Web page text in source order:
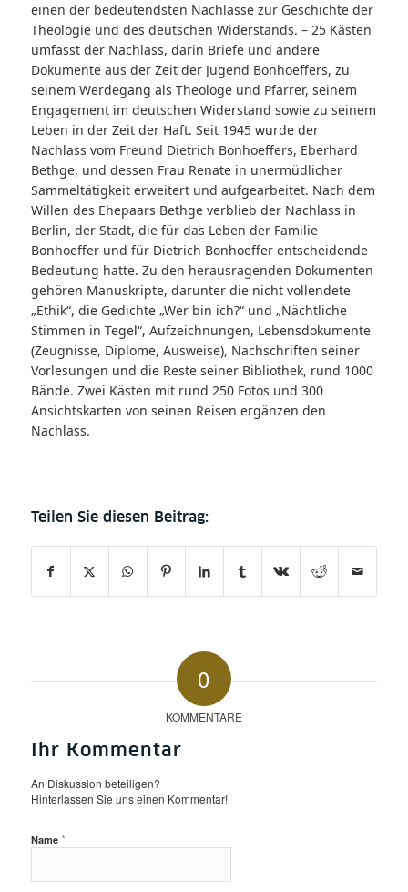
einen der bedeutendsten Nachlässe zur Geschichte der
Theologie und des deutschen Widerstands. – 25 Kästen
umfasst der Nachlass, darin Briefe und andere
Dokumente aus der Zeit der Jugend Bonhoeffers, zu
seinem Werdegang als Theologe und Pfarrer, seinem
Engagement im deutschen Widerstand sowie zu seinem
Leben in der Zeit der Haft. Seit 1945 wurde der
Nachlass vom Freund Dietrich Bonhoeffers, Eberhard
Bethge, und dessen Frau Renate in unermüdlicher
Sammeltätigkeit erweitert und aufgearbeitet. Nach dem
Willen des Ehepaars Bethge verblieb der Nachlass in
Berlin, der Stadt, die für das Leben der Familie
Bonhoeffer und für Dietrich Bonhoeffer entscheidende
Bedeutung hatte. Zu den herausragenden Dokumenten
gehören Manuskripte, darunter die nicht vollendete
„Ethik“, die Gedichte „Wer bin ich?“ und „Nächtliche
Stimmen in Tegel“, Aufzeichnungen, Lebensdokumente
(Zeugnisse, Diplome, Ausweise), Nachschriften seiner
Vorlesungen und die Reste seiner Bibliothek, rund 1000
Bände. Zwei Kästen mit rund 250 Fotos und 300
Ansichtskarten von seinen Reisen ergänzen den
Nachlass.
0
KOMMENTARE
Ihr Kommentar
An Diskussion beteiligen?
Hinterlassen Sie uns einen Kommentar!
Name *